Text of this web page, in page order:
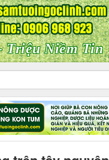
Triệu Niềm Tin